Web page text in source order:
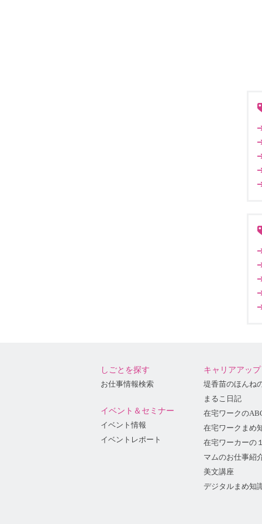
しごとを探す
お仕事情報検索
イベント＆セミナー
イベント情報
イベントレポート
キャリアアップ
堤香苗のほんね
まるこ日記
在宅ワークの
在宅ワークまめ
在宅ワーカーの
マムのお仕事紹
美文講座
デジタルまめ知